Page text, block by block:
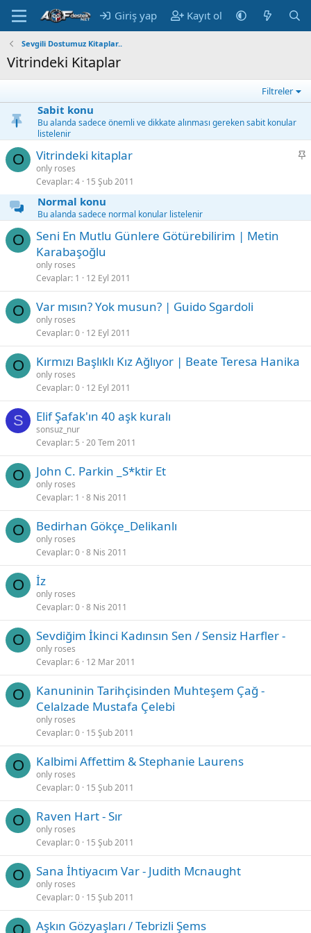
Giriş yap Kayıt ol
Sevgili Dostumuz Kitaplar..
Vitrindeki Kitaplar
Filtreler
Sabit konu
Bu alanda sadece önemli ve dikkate alınması gereken sabit konular
listelenir
O
S
Vitrindeki kitaplar
only roses
Cevaplar 4 15 Şub 2011
Normal konu
Bu alanda sadece normal konular listelenir
O
Seni En Mutlu Günlere Götürebilirim | Metin
Karabaşoğlu
only roses
Cevaplar 1 12 Eyl 2011
O Var mısın? Yok musun? | Guido Sgardoli
only roses
Cevaplar 0 12 Eyl 2011
O Kırmızı Başlıklı Kız Ağlıyor | Beate Teresa Hanika
only roses
Cevaplar 0 12 Eyl 2011
S Elif Şafak'ın 40 aşk kuralı
sonsuz_nur
Cevaplar 5 20 Tem 2011
O John C. Parkin _S*ktir Et
only roses
Cevaplar 1 8 Nis 2011
O Bedirhan Gökçe_Delikanlı
only roses
Cevaplar 0 8 Nis 2011
O İz
only roses
Cevaplar 0 8 Nis 2011
O Sevdiğim İkinci Kadınsın Sen / Sensiz Harfler -
only roses
Cevaplar 6 12 Mar 2011
O
Kanuninin Tarihçisinden Muhteşem Çağ -
Celalzade Mustafa Çelebi
only roses
Cevaplar 0 15 Şub 2011
O Kalbimi Affettim & Stephanie Laurens
only roses
Cevaplar 0 15 Şub 2011
O Raven Hart - Sır
only roses
Cevaplar 0 15 Şub 2011
O Sana İhtiyacım Var - Judith Mcnaught
only roses
Cevaplar 0 15 Şub 2011
Aşkın Gözyaşları / Tebrizli Şems